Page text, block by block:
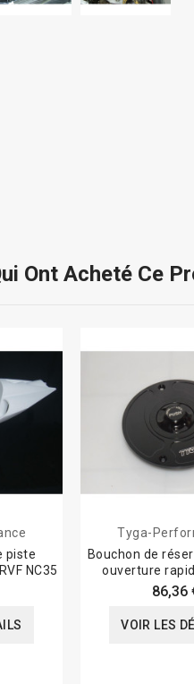
Ont Acheté Ce
piste
NC35
Tyga-
Bouchon de
ouverture
86,36
VOIR LES